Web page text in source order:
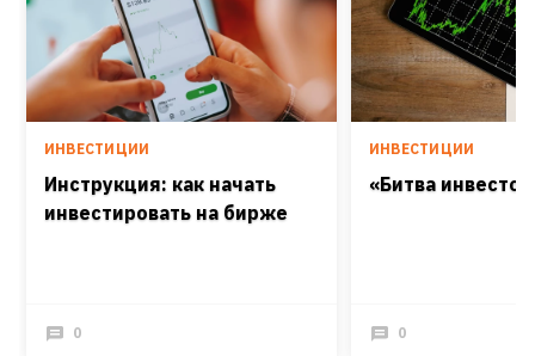
ИНВЕСТИЦИИ
Инструкция: как начать
инвестировать на бирже
0
ИНВЕСТИЦИИ
«Битва
0